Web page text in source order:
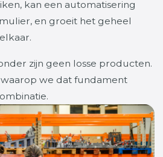
kan een automatisering
en groeit het geheel
zijn geen losse producten.
we dat fundament